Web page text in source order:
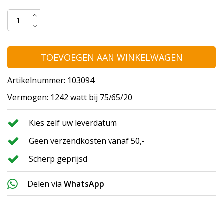
TOEVOEGEN AAN WINKELWAGEN
Artikelnummer: 103094
Vermogen: 1242 watt bij 75/65/20
Kies zelf uw leverdatum
Geen verzendkosten vanaf 50,-
Scherp geprijsd
Delen via WhatsApp